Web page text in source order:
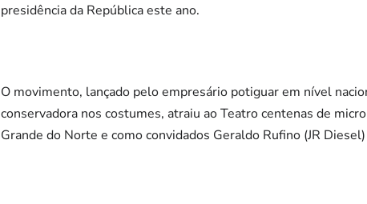
presidência da República este ano.
O movimento, lançado pelo empresário potiguar em nível
conservadora nos costumes, atraiu ao Teatro centenas de
Grande do Norte e como convidados Geraldo Rufino (JR